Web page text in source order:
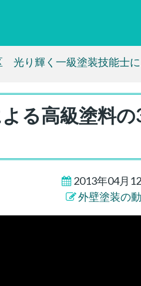
光り輝く一級塗装技能士に
る高級塗料の
2013年04月
外壁塗装の